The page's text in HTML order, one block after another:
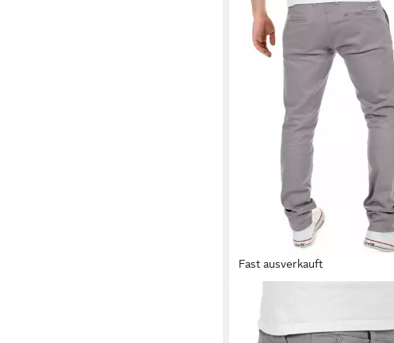
Fast ausverkauft
YAZUBI
vorgewaschener Optik